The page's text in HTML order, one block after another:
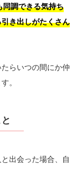
同調できる気持ち
き出しがたくさん
らいつの間にか仲
。
出会った場合、自